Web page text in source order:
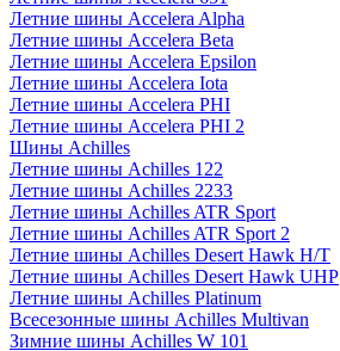
Летние шины Accelera Alpha
Летние шины Accelera Beta
Летние шины Accelera Epsilon
Летние шины Accelera Iota
Летние шины Accelera PHI
Летние шины Accelera PHI 2
Шины Achilles
Летние шины Achilles 122
Летние шины Achilles 2233
Летние шины Achilles ATR Sport
Летние шины Achilles ATR Sport 2
Летние шины Achilles Desert Hawk H/T
Летние шины Achilles Desert Hawk UHP
Летние шины Achilles Platinum
Всесезонные шины Achilles Multivan
Зимние шины Achilles W 101